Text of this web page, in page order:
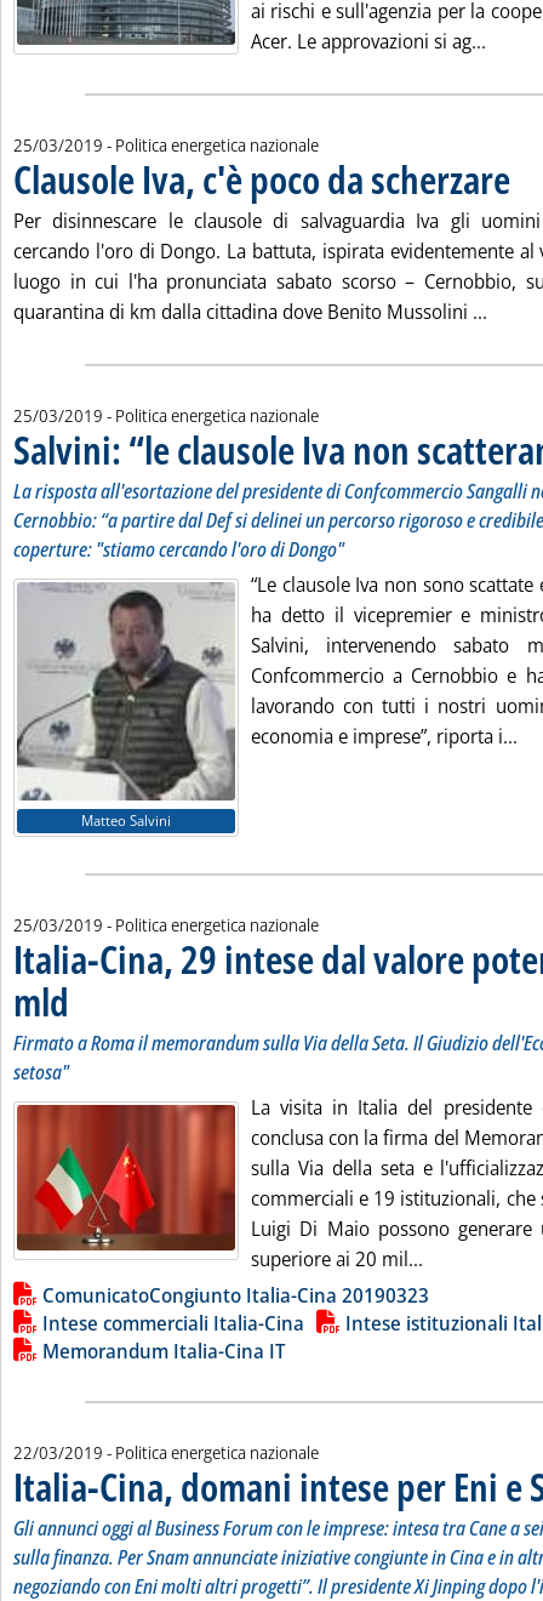
ai rischi e sull'agenzia per la
Acer. Le approvazioni si ag...
25/03/2019 - Politica energetica nazionale
Clausole Iva, c'è poco da scherzare
Per disinnescare le clausole di salvaguardia Iva gli
cercando l'oro di Dongo. La battuta, ispirata evidentemente al
luogo in cui l'ha pronunciata sabato scorso – Cernobbio,
quarantina di km dalla cittadina dove Benito Mussolini ...
25/03/2019 - Politica energetica nazionale
Salvini: “le clausole Iva non
La risposta all'esortazione del presidente di Confcommercio Sangalli
Cernobbio: “a partire dal Def si delinei un percorso rigoroso e
coperture: "stiamo cercando l'oro di Dongo"
Matteo Salvini
“Le clausole Iva non sono
ha detto il vicepremier e
Salvini, intervenendo sabato
Confcommercio a Cernobbio e
lavorando con tutti i nostri
economia e imprese”, riporta i...
25/03/2019 - Politica energetica nazionale
Italia-Cina, 29 intese dal valore
mld . Sottotitolo: Firmato a Roma il memorandum sulla Via della Seta. Il Giudizio
Firmato a Roma il memorandum sulla Via della Seta. Il Giudizio
setosa"
La visita in Italia del presidente
conclusa con la firma del
sulla Via della seta e
commerciali e 19 istituzionali,
Luigi Di Maio possono
superiore ai 20 mil...
Lista allegati PDF alla notizia
ComunicatoCongiunto Italia-Cina 20190323
Intese commerciali Italia-Cina
Intese istituzionali
Memorandum Italia-Cina IT
22/03/2019 - Politica energetica nazionale
Italia-Cina, domani intese per Eni e
Gli annunci oggi al Business Forum con le imprese: intesa tra Cane a
sulla finanza. Per Snam annunciate iniziative congiunte in Cina e in
negoziando con Eni molti altri progetti”. Il presidente Xi Jinping dopo